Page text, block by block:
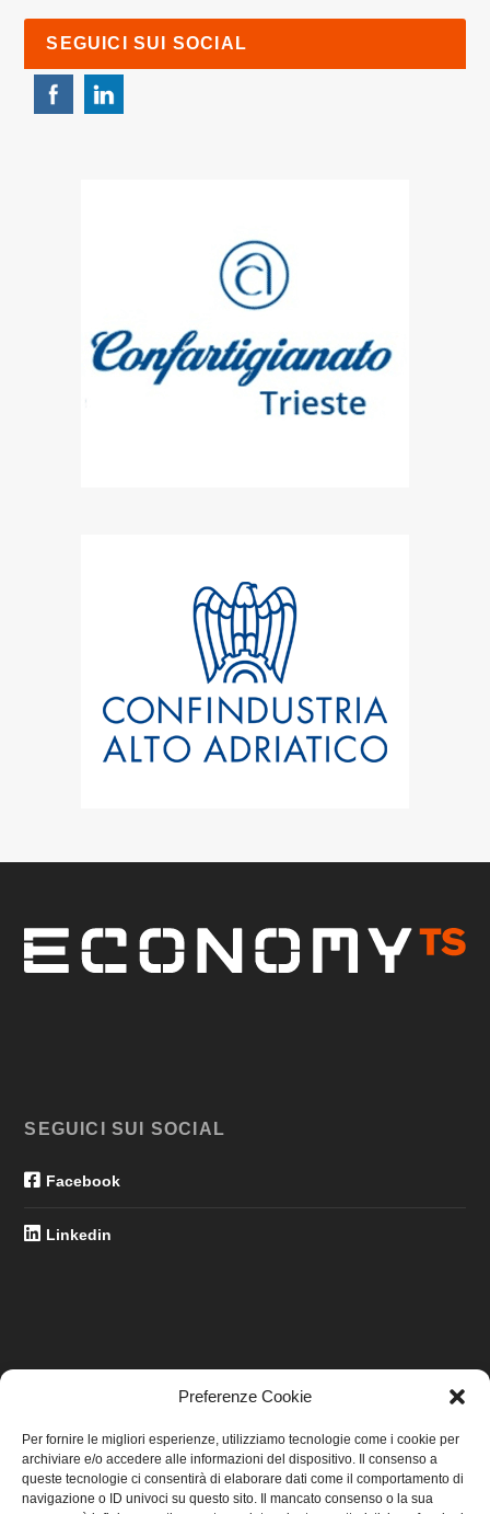
Preferenze Cookie
Per fornire le migliori esperienze, utilizziamo tecnologie come i cookie per
archiviare e/o accedere alle informazioni del dispositivo. Il consenso a
queste tecnologie ci consentirà di elaborare dati come il comportamento di
navigazione o ID univoci su questo sito. Il mancato consenso o la sua
SEGUICI SUI SOCIAL
SEGUICI SUI SOCIAL
Facebook
Linkedin
Home